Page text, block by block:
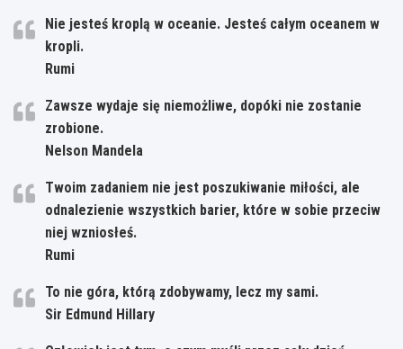
Nie jesteś kroplą w oceanie. Jesteś całym oceanem w
kropli.
Rumi
Zawsze wydaje się niemożliwe, dopóki nie zostanie
zrobione.
Nelson Mandela
Twoim zadaniem nie jest poszukiwanie miłości, ale
odnalezienie wszystkich barier, które w sobie przeciw
niej wzniosłeś.
Rumi
To nie góra, którą zdobywamy, lecz my sami.
Sir Edmund Hillary